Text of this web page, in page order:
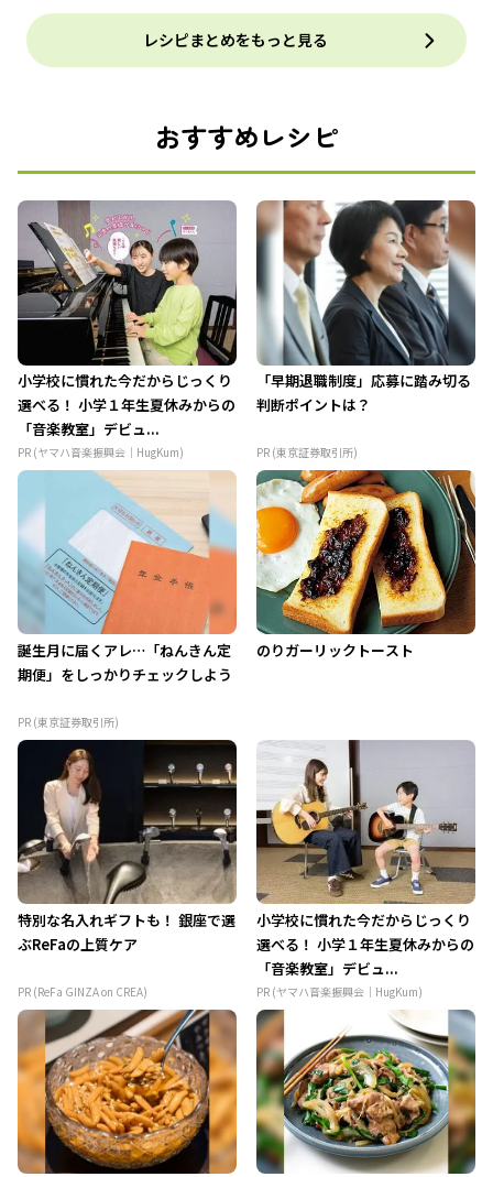
レシピまとめをもっと見る
おすすめレシピ
小学校に慣れた今だからじっくり
選べる！ 小学１年生夏休みからの
「音楽教室」デビュ...
PR (ヤマハ音楽振興会｜HugKum)
「早期退職制度」応募に踏み切る
判断ポイントは？
PR (東京証券取引所)
誕生月に届くアレ…「ねんきん定
期便」をしっかりチェックしよう
PR (東京証券取引所)
のりガーリックトースト
特別な名入れギフトも！ 銀座で選
ぶReFaの上質ケア
PR (ReFa GINZA on CREA)
小学校に慣れた今だからじっくり
選べる！ 小学１年生夏休みからの
「音楽教室」デビュ...
PR (ヤマハ音楽振興会｜HugKum)